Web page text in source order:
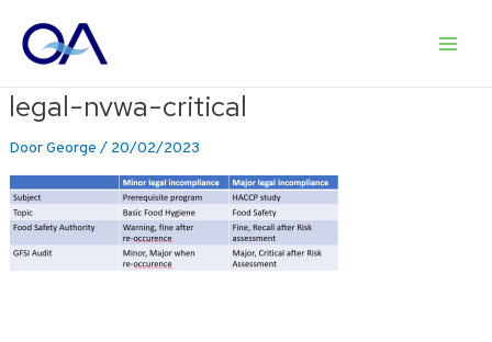
naar
legal-nvwa-critical
DoorGeorge / 20/02/2023